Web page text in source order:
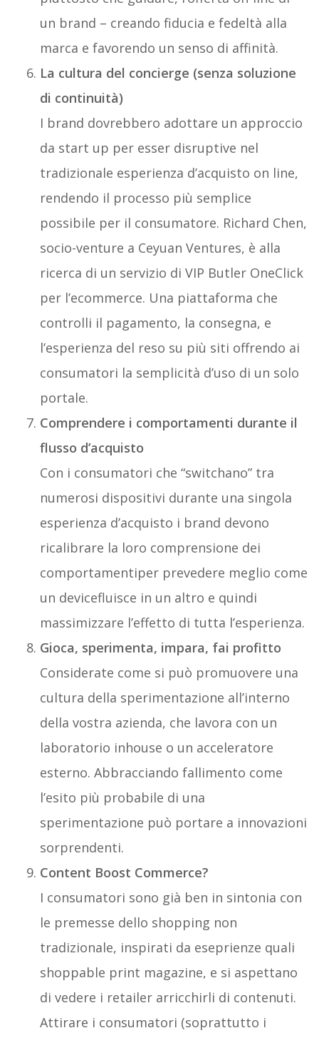
un brand – creando fiducia e fedeltà alla
marca e favorendo un senso di affinità.
La cultura del concierge (senza soluzione
di continuità)
I brand dovrebbero adottare un approccio
da start up per esser disruptive nel
tradizionale esperienza d’acquisto on line,
rendendo il processo più semplice
possibile per il consumatore. Richard Chen,
socio-venture a Ceyuan Ventures, è alla
ricerca di un servizio di VIP Butler OneClick
per l’ecommerce. Una piattaforma che
controlli il pagamento, la consegna, e
l’esperienza del reso su più siti offrendo ai
consumatori la semplicità d’uso di un solo
portale.
Comprendere i comportamenti durante il
flusso d’acquisto
Con i consumatori che “switchano” tra
numerosi dispositivi durante una singola
esperienza d’acquisto i brand devono
ricalibrare la loro comprensione dei
comportamentiper prevedere meglio come
un devicefluisce in un altro e quindi
massimizzare l’effetto di tutta l’esperienza.
Gioca, sperimenta, impara, fai profitto
Considerate come si può promuovere una
cultura della sperimentazione all’interno
della vostra azienda, che lavora con un
laboratorio inhouse o un acceleratore
esterno. Abbracciando fallimento come
l’esito più probabile di una
sperimentazione può portare a innovazioni
sorprendenti.
Content Boost Commerce?
I consumatori sono già ben in sintonia con
le premesse dello shopping non
tradizionale, inspirati da eseprienze quali
shoppable print magazine, e si aspettano
di vedere i retailer arricchirli di contenuti.
Attirare i consumatori (soprattutto i